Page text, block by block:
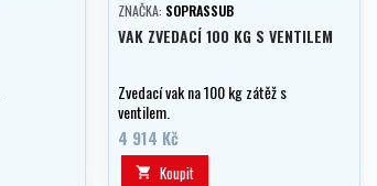
ZNAČKA: SOPRASSUB
VAK ZVEDACÍ 100 KG S VENTILEM
Zvedací vak na 100 kg zátěž s
ventilem.
4 914 Kč
 Koupit